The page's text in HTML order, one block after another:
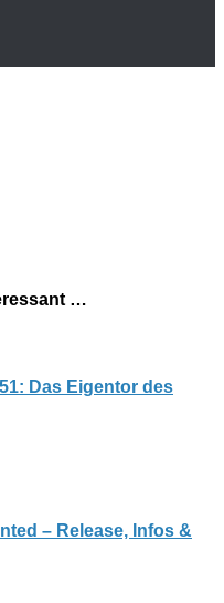
…
Das Eigentor des
– Release, Infos &